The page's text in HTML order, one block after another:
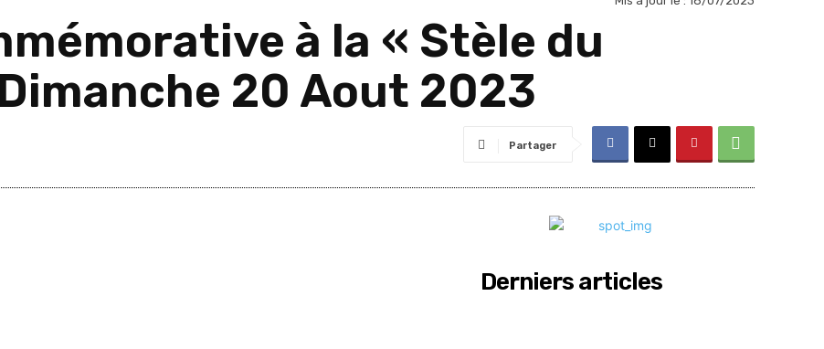
à la « Stèle du
20 Aout 2023
Partager
Derniers articles